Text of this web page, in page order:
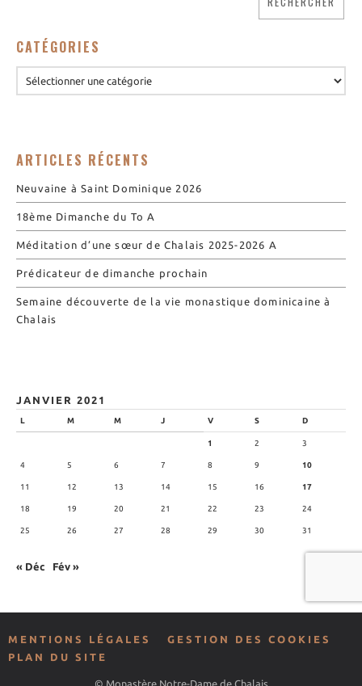
CATÉGORIES
ARTICLES RÉCENTS
Neuvaine à Saint Dominique 2026
18ème Dimanche du To A
Méditation d’une sœur de Chalais 2025-2026 A
Prédicateur de dimanche prochain
Semaine découverte de la vie monastique dominicaine à
Chalais
JANVIER 2021
L M M J V S D
1 2 3
4 5 6 7 8 9 10
11 12 13 14 15 16 17
18 19 20 21 22 23 24
25 26 27 28 29 30 31
« Déc Fév »
MENTIONS LÉGALES
GESTION DES COOKIES
PLAN DU SITE